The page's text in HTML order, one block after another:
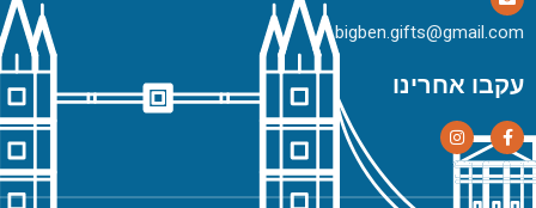
bigben.gifts@gmail.com
עקבו אחרינו